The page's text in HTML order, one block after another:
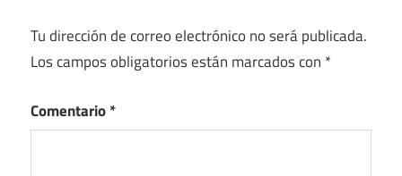
Tu dirección de correo electrónico no será publicada.
Los campos obligatorios están marcados con *
Comentario*